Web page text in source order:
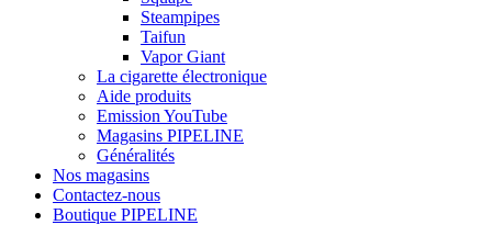
Steampipes
Taifun
Vapor Giant
La cigarette électronique
Aide produits
Emission YouTube
Magasins PIPELINE
Généralités
Nos magasins
Contactez-nous
Boutique PIPELINE